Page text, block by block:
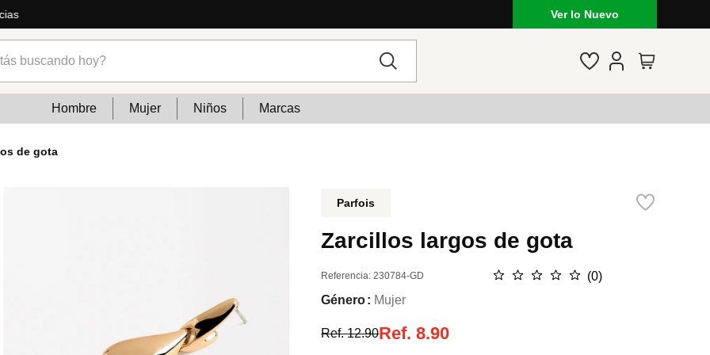
Ver lo Nuevo
Hombre Mujer Niños Marcas
de gota
Parfois
Zarcillos largos de gota
Referencia:230784-GD ☆ ☆ ☆ ☆ ☆ (0)
Género
Mujer
Ref.12.90Ref.8.90